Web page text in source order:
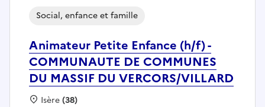
Animateur Petite Enfance (h/f) -
COMMUNAUTE DE COMMUNES
DU MASSIF DU VERCORS/VILLARD
Social, enfance et famille
Localisation :
Isère(38)